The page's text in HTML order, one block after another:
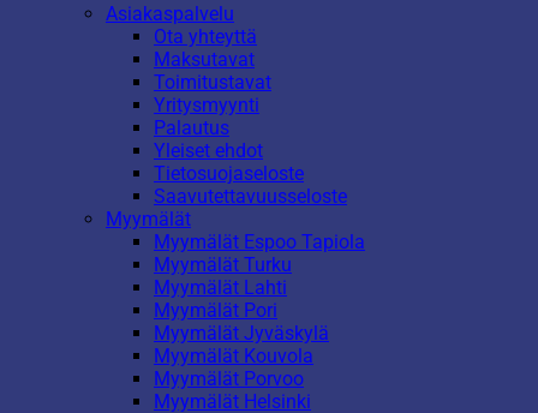
Asiakaspalvelu
Ota yhteyttä
Maksutavat
Toimitustavat
Yritysmyynti
Palautus
Yleiset ehdot
Tietosuojaseloste
Saavutettavuusseloste
Myymälät
Myymälät Espoo Tapiola
Myymälät Turku
Myymälät Lahti
Myymälät Pori
Myymälät Jyväskylä
Myymälät Kouvola
Myymälät Porvoo
Myymälät Helsinki